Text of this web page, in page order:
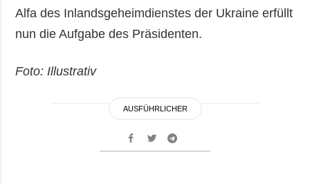
Alfa des Inlandsgeheimdienstes der Ukraine erfüllt
nun die Aufgabe des Präsidenten.
Foto: Illustrativ
AUSFÜHRLICHER